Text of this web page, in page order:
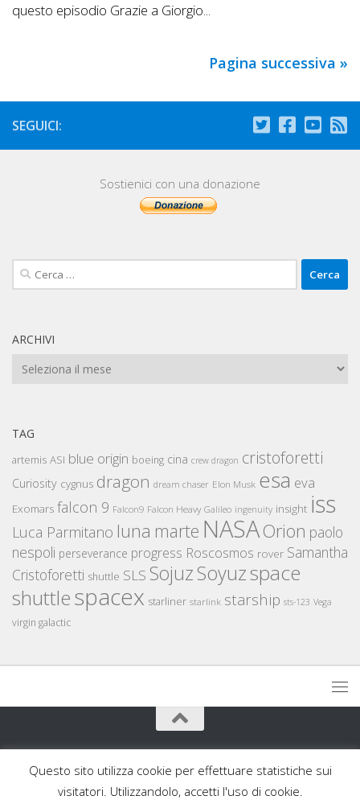
questo episodio Grazie a Giorgio...
Pagina successiva »
SEGUICI:
Sostienici con una donazione
Ricerca
per:
ARCHIVI
Archivi
TAG
artemis ASI blue origin boeing cina crew dragon cristoforetti
Curiosity cygnus dragon dream chaser Elon Musk esa eva
Exomars falcon 9 Falcon9 Falcon Heavy Galileo ingenuity insight iss
Luca Parmitano luna marte NASAOrion paolo
nespoli perseverance progress Roscosmos rover Samantha
Cristoforetti shuttle SLS SojuzSoyuzspace
shuttlespacex starliner starlink starship sts-123 Vega
virgin galactic
Powered by - Progettato con ilGo Hueman Pro
Questo sito utilizza cookie per effettuare statistiche sui
visitatori. Utilizzandolo, accetti l'uso di cookie.